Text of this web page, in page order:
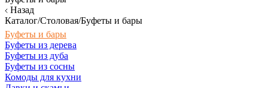
Назад
Каталог/Столовая/Буфеты и бары
Буфеты и бары
Буфеты из дерева
Буфеты из дуба
Буфеты из сосны
Комоды для кухни